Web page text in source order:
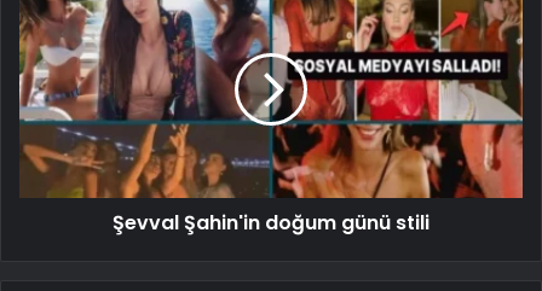
Şevval Şahin'in doğum günü stili